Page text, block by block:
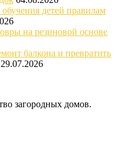
детей правилам
на резиновой основе
балкона и превратить
29.07.2026
загородных домов.